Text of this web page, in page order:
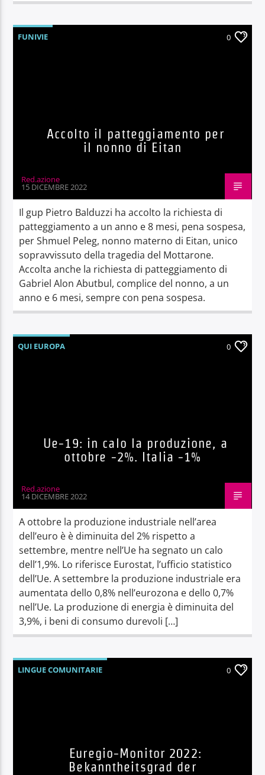
FUNIVIE 0
Accolto il patteggiamento per
il nonno di Eitan
Red.azione
15 DICEMBRE 2022
Il gup Pietro Balduzzi ha accolto la richiesta di
patteggiamento a un anno e 8 mesi, pena sospesa,
per Shmuel Peleg, nonno materno di Eitan, unico
sopravvissuto della tragedia del Mottarone.
Accolta anche la richiesta di patteggiamento di
Gabriel Alon Abutbul, complice del nonno, a un
anno e 6 mesi, sempre con pena sospesa.
QUI EUROPA 0
Ue-19: in calo la produzione, a
ottobre -2%. Italia -1%
Red.azione
14 DICEMBRE 2022
A ottobre la produzione industriale nell’area
dell’euro è è diminuita del 2% rispetto a
settembre, mentre nell’Ue ha segnato un calo
dell’1,9%. Lo riferisce Eurostat, l’ufficio statistico
dell’Ue. A settembre la produzione industriale era
aumentata dello 0,8% nell’eurozona e dello 0,7%
nell’Ue. La produzione di energia è diminuita del
3,9%, i beni di consumo durevoli […]
LINGUE COMUNITARIE 0
Euregio-Monitor 2022:
Bekanntheitsgrad der